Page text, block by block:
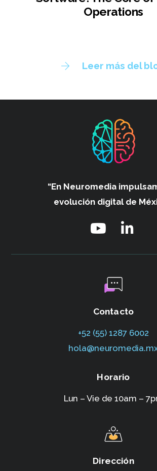
Operations
Leer más del
“En Neuromedia
evolución digital de
Contacto
+52 (55) 1287 6002‬
Horario
Lun – Vie de 10am –
Dirección